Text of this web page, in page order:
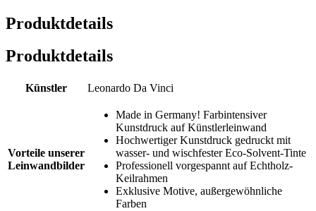
Produktdetails
Produktdetails
Künstler Leonardo Da Vinci
Vorteile unserer
Leinwandbilder
Made in Germany! Farbintensiver
Kunstdruck auf Künstlerleinwand
Hochwertiger Kunstdruck gedruckt mit
wasser- und wischfester Eco-Solvent-Tinte
Professionell vorgespannt auf Echtholz-
Keilrahmen
Exklusive Motive, außergewöhnliche
Farben